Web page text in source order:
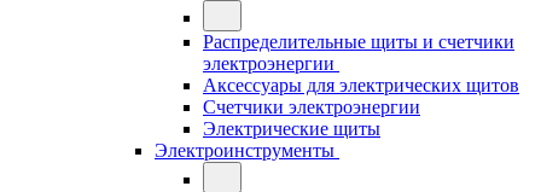
Распределительные щиты и счетчики
электроэнергии
Аксессуары для электрических щитов
Счетчики электроэнергии
Электрические щиты
Электроинструменты